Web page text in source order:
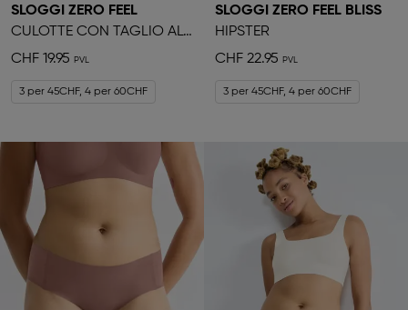
SLOGGI ZERO FEEL
CULOTTE CON TAGLIO ALTO
CHF 19.95
3 per 45CHF, 4 per 60CHF
SLOGGI ZERO FEEL BLISS
HIPSTER
CHF 22.95
3 per 45CHF, 4 per 60CHF